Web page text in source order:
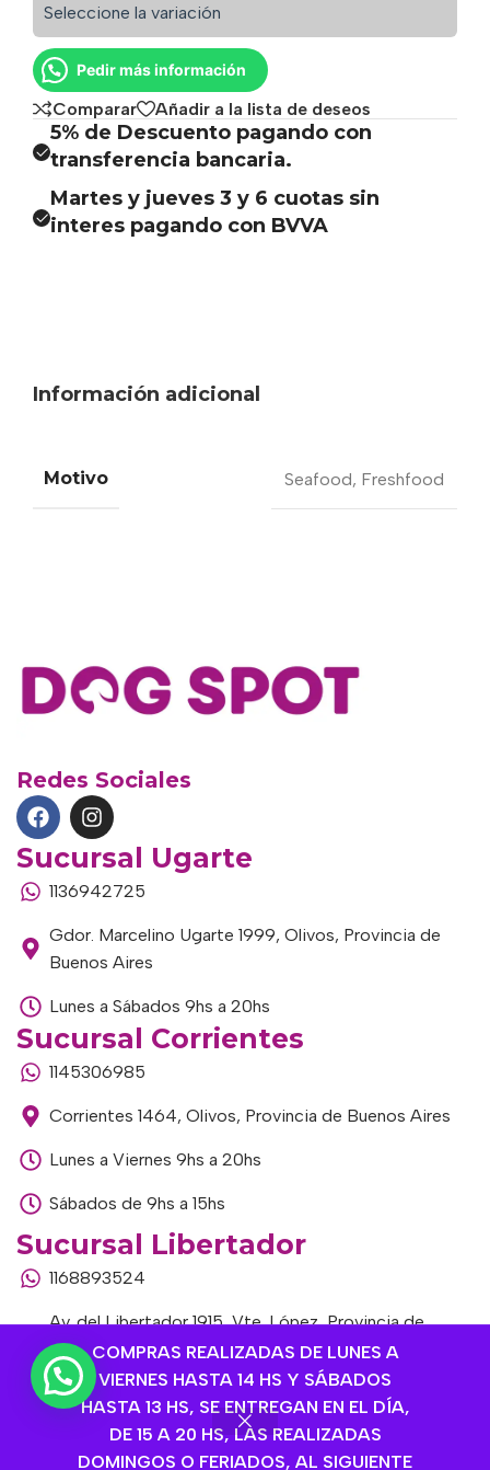
COMPRAS REALIZADAS DE LUNES A
VIERNES HASTA 14 HS Y SÁBADOS
HASTA 13 HS, SE ENTREGAN EN EL DÍA,
DE 15 A 20 HS, LAS REALIZADAS
DOMINGOS O FERIADOS, AL SIGUIENTE
Seleccione la variación
Pedir más información
Comparar Añadir a la lista de deseos
5% de Descuento pagando con
transferencia bancaria.
Martes y jueves 3 y 6 cuotas sin
interes pagando con BVVA
Información adicional
Motivo Seafood, Freshfood
Redes Sociales
Sucursal Ugarte
1136942725
Gdor. Marcelino Ugarte 1999, Olivos, Provincia de
Buenos Aires
Lunes a Sábados 9hs a 20hs
Sucursal Corrientes
1145306985
Corrientes 1464, Olivos, Provincia de Buenos Aires
Lunes a Viernes 9hs a 20hs
Sábados de 9hs a 15hs
Sucursal Libertador
1168893524
Av. del Libertador 1915, Vte. López, Provincia de
Buenos Aires
Lunes a Viernes de 9hs a 13hs / 16hs a 20hs
Sábados de 9hs a 15hs